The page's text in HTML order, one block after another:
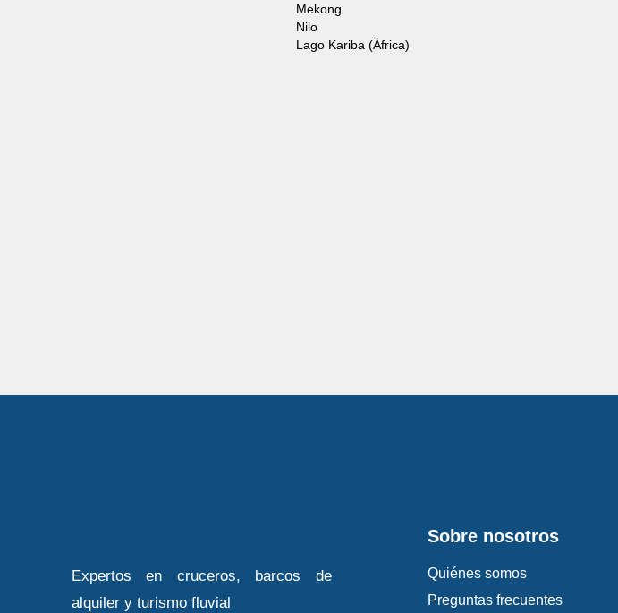
Mekong
Nilo
Lago Kariba (África)
Expertos en cruceros, barcos de
alquiler y turismo fluvial
Sobre nosotros
Quiénes somos
Preguntas frecuentes